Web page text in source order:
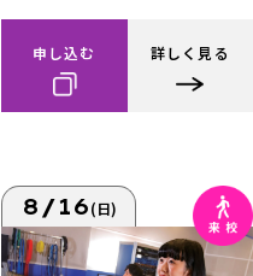
申し込む 詳しく見る
8/16(日)